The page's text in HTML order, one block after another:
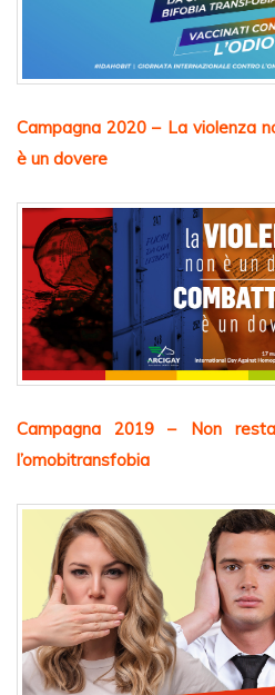
Campagna 2020 – La violenza
è un dovere
Campagna 2019 – Non
l’omobitransfobia